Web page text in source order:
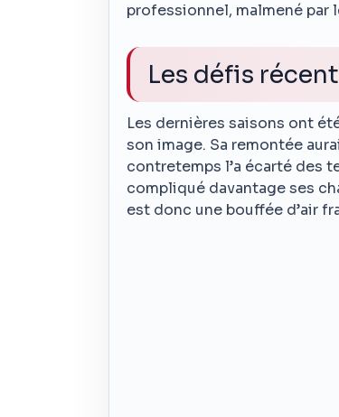
professionnel, malmené par
Les défis
Les dernières saisons ont
son image. Sa remontée
contretemps l’a écarté des
compliqué davantage ses
est donc une bouffée d’air